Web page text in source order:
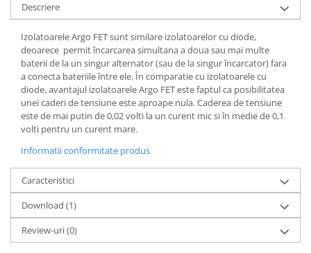
Descriere
Izolatoarele Argo FET sunt similare izolatoarelor cu diode,
deoarece permit încarcarea simultana a doua sau mai multe
baterii de la un singur alternator (sau de la singur încarcator) fara
a conecta bateriile între ele. În comparatie cu izolatoarele cu
diode, avantajul izolatoarele Argo FET este faptul ca posibilitatea
unei caderi de tensiune este aproape nula. Caderea de tensiune
este de mai putin de 0,02 volti la un curent mic si în medie de 0,1
volti pentru un curent mare.
Informatii conformitate produs
Caracteristici
Download (1)
Review-uri(0)